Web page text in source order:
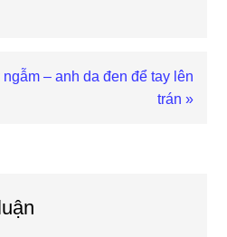
ngẫm – anh da đen để tay lên
trán »